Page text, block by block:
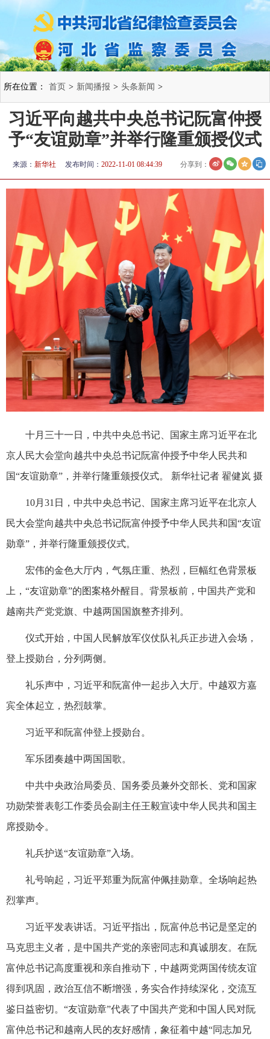
所在位置： 首页 > 新闻播报 > 头条新闻 >
习近平向越共中央总书记阮富仲授
予“友谊勋章”并举行隆重颁授仪式
来源： 新华社 发布时间： 2022-11-01 08:44:39 分享到：
十月三十一日，中共中央总书记、国家主席习近平在北
京人民大会堂向越共中央总书记阮富仲授予中华人民共和
国“友谊勋章”，并举行隆重颁授仪式。 新华社记者 翟健岚 摄
10月31日，中共中央总书记、国家主席习近平在北京人
民大会堂向越共中央总书记阮富仲授予中华人民共和国“友谊
勋章”，并举行隆重颁授仪式。
宏伟的金色大厅内，气氛庄重、热烈，巨幅红色背景板
上，“友谊勋章”的图案格外醒目。背景板前，中国共产党和
越南共产党党旗、中越两国国旗整齐排列。
仪式开始，中国人民解放军仪仗队礼兵正步进入会场，
登上授勋台，分列两侧。
礼乐声中，习近平和阮富仲一起步入大厅。中越双方嘉
宾全体起立，热烈鼓掌。
习近平和阮富仲登上授勋台。
军乐团奏越中两国国歌。
中共中央政治局委员、国务委员兼外交部长、党和国家
功勋荣誉表彰工作委员会副主任王毅宣读中华人民共和国主
席授勋令。
礼兵护送“友谊勋章”入场。
礼号响起，习近平郑重为阮富仲佩挂勋章。全场响起热
烈掌声。
习近平发表讲话。习近平指出，阮富仲总书记是坚定的
马克思主义者，是中国共产党的亲密同志和真诚朋友。在阮
富仲总书记高度重视和亲自推动下，中越两党两国传统友谊
得到巩固，政治互信不断增强，务实合作持续深化，交流互
鉴日益密切。“友谊勋章”代表了中国共产党和中国人民对阮
富仲总书记和越南人民的友好感情，象征着中越“同志加兄